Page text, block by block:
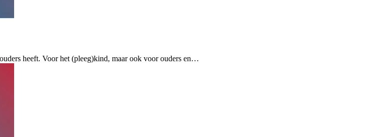
heeft. Voor het (pleeg)kind, maar ook voor ouders en…